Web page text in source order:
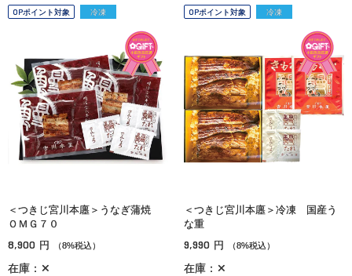
OPポイント対象 冷凍
＜つきじ宮川本廛＞うなぎ蒲焼
ＯＭＧ７０
8,900 円 （8%税込）
在庫：✕
OPポイント対象 冷凍
＜つきじ宮川本廛＞冷凍 国産う
な重
9,990 円 （8%税込）
在庫：✕